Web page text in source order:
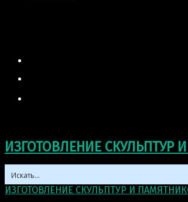
ИЗГОТОВЛЕНИЕ СКУЛЬПТУР
ИЗГОТОВЛЕНИЕ СКУЛЬПТУР И